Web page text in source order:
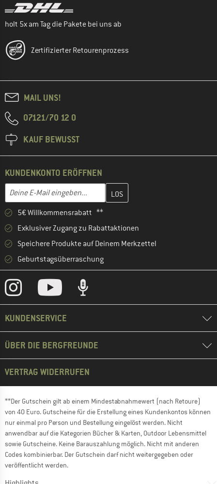
holt 5x am Tag die Pakete bei uns ab
Zertifizierter Retourenprozess
MAIL UNS!
07121/70 12 0
KAUF BEWUSST
KUNDENKONTO ERÖFFNEN
E-Mail-Adresse
Gib hier deine E-Mail-Adresse ein und erstelle im nächsten
5€ Willkommensrabatt **
Exklusiver Zugang zu Rabattaktionen
Speichere Produkte auf Deinem Merkzettel
Geburtstagsüberraschung
KUNDENSERVICE
ÜBER DIE BERGFREUNDE
VERTRAG WIDERRUFEN
**Der Gutschein gilt ab einem Mindestabnahmewert (nach Retoure)
von 40 Euro. Gutscheine für die Erstellung eines Kundenkontos können
nur einmal pro Person und Bestellung eingelöst werden. Nicht
anwendbar auf die Kategorien Bücher & Karten, Outdoor Lebensmittel
sowie Gutscheine. Keine Barauszahlung möglich. Nicht mit anderen
Codes kombinierbar. Der Gutschein darf nicht weitergegeben oder
veröffentlicht werden.